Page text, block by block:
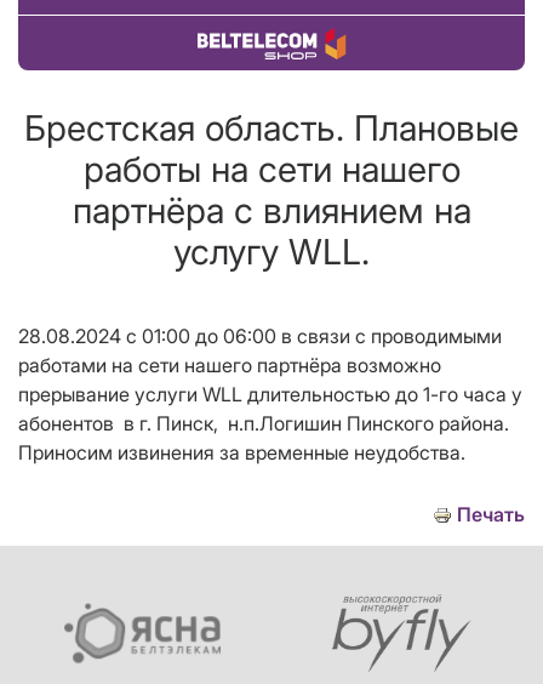
Купить товар
Брестская область. Плановые
работы на сети нашего
партнёра с влиянием на
услугу WLL.
28.08.2024 с 01:00 до 06:00 в связи с проводимыми
работами на сети нашего партнёра возможно
прерывание услуги WLL длительностью до 1-го часа у
абонентов в г. Пинск, н.п.Логишин Пинского района.
Приносим извинения за временные неудобства.
Печать